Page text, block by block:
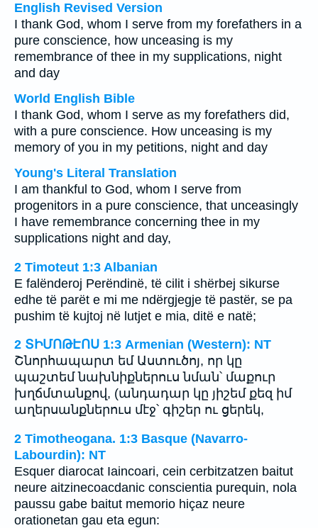
English Revised Version
I thank God, whom I serve from my forefathers in a
pure conscience, how unceasing is my
remembrance of thee in my supplications, night
and day
World English Bible
I thank God, whom I serve as my forefathers did,
with a pure conscience. How unceasing is my
memory of you in my petitions, night and day
Young's Literal Translation
I am thankful to God, whom I serve from
progenitors in a pure conscience, that unceasingly
I have remembrance concerning thee in my
supplications night and day,
2 Timoteut 1:3 Albanian
E falënderoj Perëndinë, të cilit i shërbej sikurse
edhe të parët e mi me ndërgjegje të pastër, se pa
pushim të kujtoj në lutjet e mia, ditë e natë;
2 ՏԻՄՈԹԷՈՍ 1:3 Armenian (Western): NT
Շնորհապարտ եմ Աստուծոյ, որ կը
պաշտեմ նախնիքներուս նման՝ մաքուր
խղճմտանքով, (անդադար կը յիշեմ քեզ իմ
աղերսանքներուս մէջ՝ գիշեր ու ցերեկ,
2 Timotheogana. 1:3 Basque (Navarro-
Labourdin): NT
Esquer diarocat Iaincoari, cein cerbitzatzen baitut
neure aitzinecoacdanic conscientia purequin, nola
paussu gabe baitut memorio hiçaz neure
orationetan gau eta egun: